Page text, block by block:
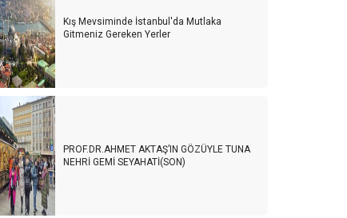
Kış Mevsiminde İstanbul'da Mutlaka
Gitmeniz Gereken Yerler
PROF.DR.AHMET AKTAŞ’IN GÖZÜYLE TUNA
NEHRİ GEMİ SEYAHATİ(SON)